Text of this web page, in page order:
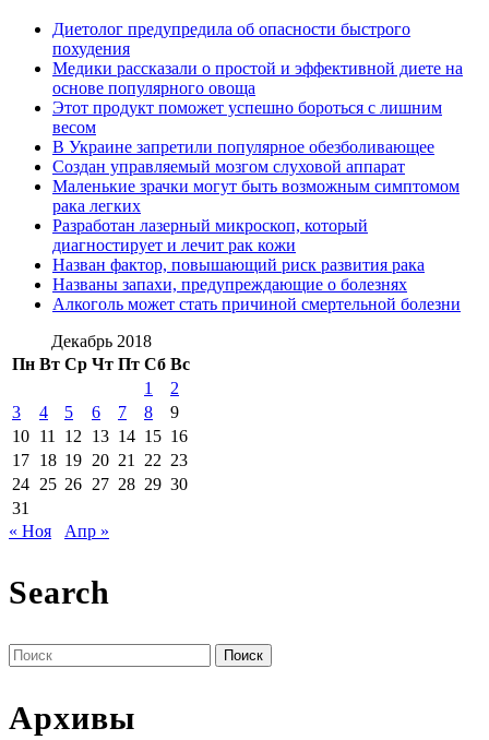
Диетолог предупредила об опасности быстрого
похудения
Медики рассказали о простой и эффективной диете на
основе популярного овоща
Этот продукт поможет успешно бороться с лишним
весом
В Украине запретили популярное обезболивающее
Создан управляемый мозгом слуховой аппарат
Маленькие зрачки могут быть возможным симптомом
рака легких
Разработан лазерный микроскоп, который
диагностирует и лечит рак кожи
Назван фактор, повышающий риск развития рака
Названы запахи, предупреждающие о болезнях
Алкоголь может стать причиной смертельной болезни
Декабрь 2018
Пн Вт Ср Чт Пт Сб Вс
1
2
3
4 5 6 7 8
9
10 11 12 13 14 15 16
17 18 19 20 21 22 23
24 25 26 27 28 29 30
31
« Ноя
Апр »
Search
Поиск
по:
Архивы